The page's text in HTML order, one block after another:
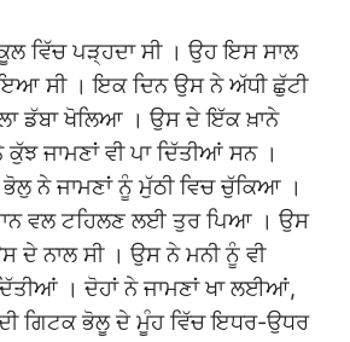
ਵਿੱਚ ਪੜ੍ਹਦਾ ਸੀ । ਉਹ ਇਸ ਸਾਲ
ਸੀ । ਇਕ ਦਿਨ ਉਸ ਨੇ ਅੱਧੀ ਛੁੱਟੀ
ਡੱਬਾ ਖੋਲਿਆ । ਉਸ ਦੇ ਇੱਕ ਖ਼ਾਨੇ
ਕੁੱਝ ਜਾਮਣਾਂ ਵੀ ਪਾ ਦਿੱਤੀਆਂ ਸਨ ।
ਨੇ ਜਾਮਣਾਂ ਨੂੰ ਮੁੱਠੀ ਵਿਚ ਚੁੱਕਿਆ ।
ਵਲ ਟਹਿਲਣ ਲਈ ਤੁਰ ਪਿਆ । ਉਸ
ਦੇ ਨਾਲ ਸੀ । ਉਸ ਨੇ ਮਨੀ ਨੂੰ ਵੀ
। ਦੋਹਾਂ ਨੇ ਜਾਮਣਾਂ ਖਾ ਲਈਆਂ,
ਗਿਟਕ ਭੋਲੂ ਦੇ ਮੂੰਹ ਵਿੱਚ ਇਧਰ-ਉਧਰ